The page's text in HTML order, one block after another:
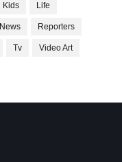
Kids Life
News Reporters
Tv Video Art